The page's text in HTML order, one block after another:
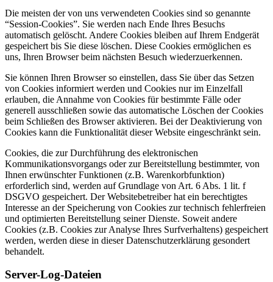
Die meisten der von uns verwendeten Cookies sind so genannte
“Session-Cookies”. Sie werden nach Ende Ihres Besuchs
automatisch gelöscht. Andere Cookies bleiben auf Ihrem Endgerät
gespeichert bis Sie diese löschen. Diese Cookies ermöglichen es
uns, Ihren Browser beim nächsten Besuch wiederzuerkennen.
Sie können Ihren Browser so einstellen, dass Sie über das Setzen
von Cookies informiert werden und Cookies nur im Einzelfall
erlauben, die Annahme von Cookies für bestimmte Fälle oder
generell ausschließen sowie das automatische Löschen der Cookies
beim Schließen des Browser aktivieren. Bei der Deaktivierung von
Cookies kann die Funktionalität dieser Website eingeschränkt sein.
Cookies, die zur Durchführung des elektronischen
Kommunikationsvorgangs oder zur Bereitstellung bestimmter, von
Ihnen erwünschter Funktionen (z.B. Warenkorbfunktion)
erforderlich sind, werden auf Grundlage von Art. 6 Abs. 1 lit. f
DSGVO gespeichert. Der Websitebetreiber hat ein berechtigtes
Interesse an der Speicherung von Cookies zur technisch fehlerfreien
und optimierten Bereitstellung seiner Dienste. Soweit andere
Cookies (z.B. Cookies zur Analyse Ihres Surfverhaltens) gespeichert
werden, werden diese in dieser Datenschutzerklärung gesondert
behandelt.
Server-Log-Dateien